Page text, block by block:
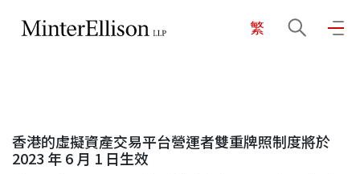
繁
關於我們
香港的虛擬資產交易平台營運者雙重牌照制度將於
2023 年 6 月 1 日生效